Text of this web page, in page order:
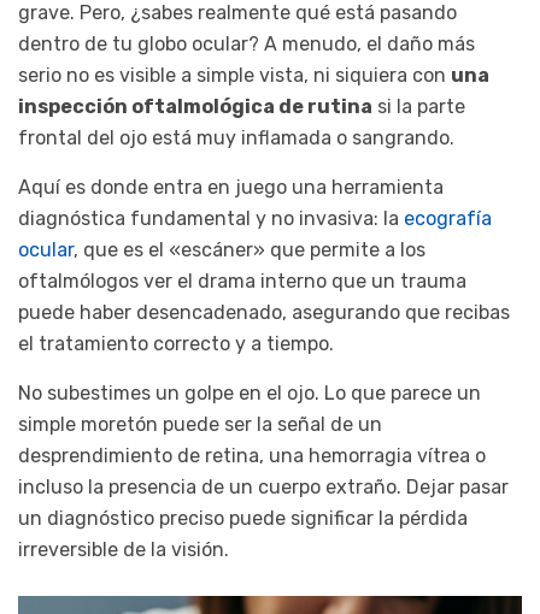
grave. Pero, ¿sabes realmente qué está pasando
dentro de tu globo ocular? A menudo, el daño más
serio no es visible a simple vista, ni siquiera con una
inspección oftalmológica de rutina si la parte
frontal del ojo está muy inflamada o sangrando.
Aquí es donde entra en juego una herramienta
diagnóstica fundamental y no invasiva: la ecografía
ocular, que es el «escáner» que permite a los
oftalmólogos ver el drama interno que un trauma
puede haber desencadenado, asegurando que recibas
el tratamiento correcto y a tiempo.
No subestimes un golpe en el ojo. Lo que parece un
simple moretón puede ser la señal de un
desprendimiento de retina, una hemorragia vítrea o
incluso la presencia de un cuerpo extraño. Dejar pasar
un diagnóstico preciso puede significar la pérdida
irreversible de la visión.